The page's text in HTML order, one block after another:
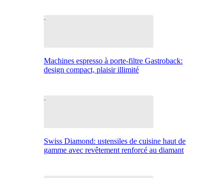
Machines espresso à porte-filtre Gastroback:
design compact, plaisir illimité
Swiss Diamond: ustensiles de cuisine haut de
gamme avec revêtement renforcé au diamant